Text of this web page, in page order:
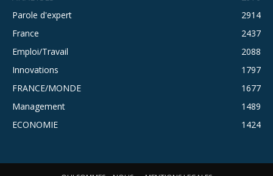
Parole d'expert
2914
France
2437
Emploi/Travail
2088
Innovations
1797
FRANCE/MONDE
1677
Management
1489
ECONOMIE
1424